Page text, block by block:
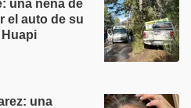
una nena de
el auto de su
una